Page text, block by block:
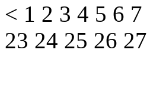
< 1 2 3 4 5 6 7
23 24 25 26 27